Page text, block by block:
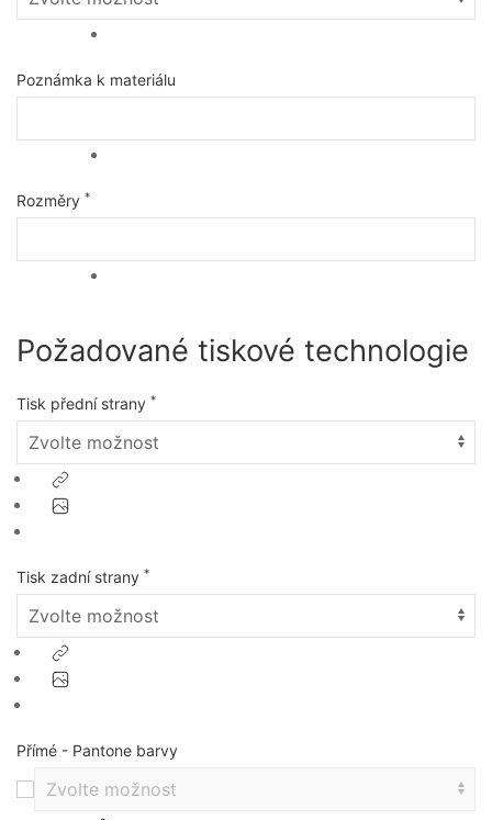
Poznámka k materiálu
Rozměry *
Požadované tiskové technologie
Tisk přední strany *
Tisk zadní strany *
Přímé - Pantone barvy